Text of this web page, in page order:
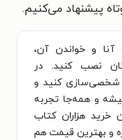
پیشنهاد می‌کنیم.
آنا و خواندن آن،
نصب کنید. در
شخصی‌سازی کنید و
و همه‌جا تجربه
خرید هزاران کتاب
و بهترین قیمت هم